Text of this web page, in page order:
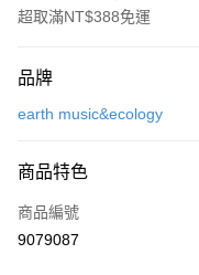
超取滿NT$388免運
信用卡一次付款
3 期 0 利率 每期
合作金庫商業銀行
上海商業儲蓄銀行
超商取貨付款
LINE Pay
品牌
earth music&ecology
商品特色
商品編號
9079087